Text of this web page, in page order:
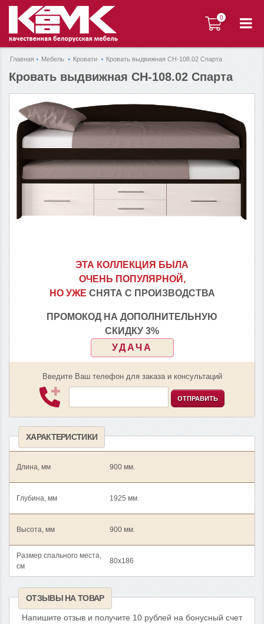
0
0
Главная Мебель Кровати Кровать выдвижная СН-108.02 Спарта
Кровать выдвижная СН-108.02 Спарта
ЭТА КОЛЛЕКЦИЯ БЫЛА
ОЧЕНЬ ПОПУЛЯРНОЙ,
НО УЖЕ СНЯТА С ПРОИЗВОДСТВА
ПРОМОКОД НА ДОПОЛНИТЕЛЬНУЮ
СКИДКУ 3%
УДАЧА
Введите Ваш телефон для заказа и консультаций
ОТПРАВИТЬ
ХАРАКТЕРИСТИКИ
Длина, мм 900 мм.
Глубина, мм 1925 мм.
Высота, мм 900 мм.
Размер спального места,
см
80x186
ОТЗЫВЫ НА ТОВАР
Напишите отзыв и получите 10 рублей на бонусный счет